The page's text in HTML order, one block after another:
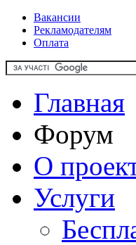
Вакансии
Рекламодателям
Оплата
Главная
Форум
О
Услуги